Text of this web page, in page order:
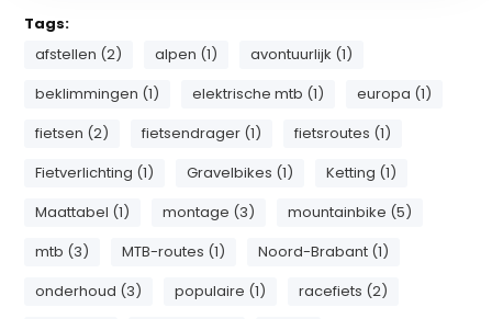
Tags:
afstellen (2)
alpen (1)
avontuurlijk (1)
beklimmingen (1)
elektrische mtb (1)
europa (1)
fietsen (2)
fietsendrager (1)
fietsroutes (1)
Fietverlichting (1)
Gravelbikes (1)
Ketting (1)
Maattabel (1)
montage (3)
mountainbike (5)
mtb (3)
MTB-routes (1)
Noord-Brabant (1)
onderhoud (3)
populaire (1)
racefiets (2)